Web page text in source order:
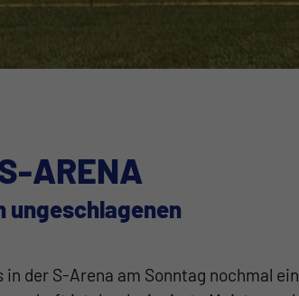
ARENA
ungeschlagenen
der S-Arena am Sonntag nochmal ein